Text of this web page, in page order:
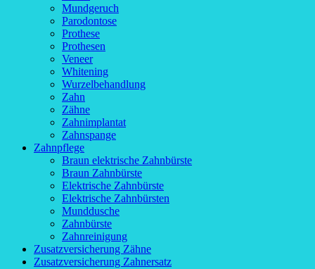
Mundgeruch
Parodontose
Prothese
Prothesen
Veneer
Whitening
Wurzelbehandlung
Zahn
Zähne
Zahnimplantat
Zahnspange
Zahnpflege
Braun elektrische Zahnbürste
Braun Zahnbürste
Elektrische Zahnbürste
Elektrische Zahnbürsten
Munddusche
Zahnbürste
Zahnreinigung
Zusatzversicherung Zähne
Zusatzversicherung Zahnersatz